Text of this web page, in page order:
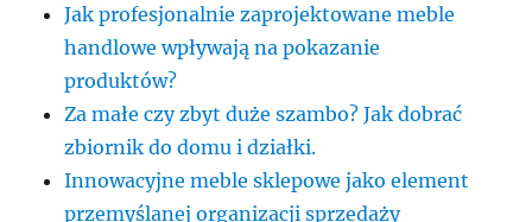
Jak profesjonalnie zaprojektowane meble
handlowe wpływają na pokazanie
produktów?
Za małe czy zbyt duże szambo? Jak dobrać
zbiornik do domu i działki.
Innowacyjne meble sklepowe jako element
przemyślanej organizacji sprzedaży